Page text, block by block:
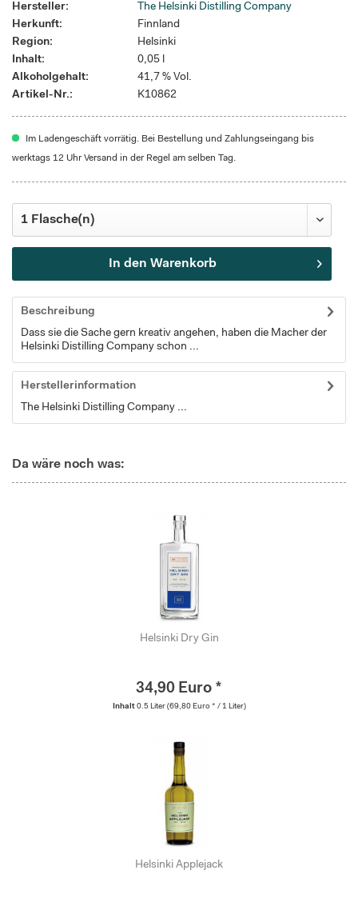
Hersteller:
The Helsinki Distilling Company
Herkunft:
Finnland
Region:
Helsinki
Inhalt:
0,05 l
Alkoholgehalt:
41,7 % Vol.
Artikel-Nr.:
K10862
Im Ladengeschäft vorrätig. Bei Bestellung und Zahlungseingang bis
werktags 12 Uhr Versand in der Regel am selben Tag.
In den Warenkorb
Beschreibung
Dass sie die Sache gern kreativ angehen, haben die Macher der
Helsinki Distilling Company schon ...
Herstellerinformation
The Helsinki Distilling Company ...
Da wäre noch was:
Helsinki Dry Gin
34,90 Euro *
Inhalt 0.5 Liter (69,80 Euro * / 1 Liter)
Helsinki Applejack